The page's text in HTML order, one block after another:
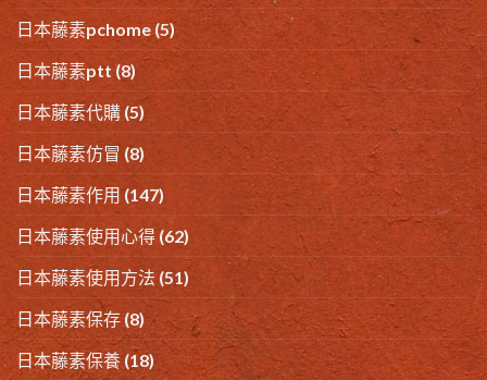
日本藤素pchome (5)
日本藤素ptt (8)
日本藤素代購 (5)
日本藤素仿冒 (8)
日本藤素作用 (147)
日本藤素使用心得(62)
日本藤素使用方法 (51)
日本藤素保存 (8)
日本藤素保養 (18)